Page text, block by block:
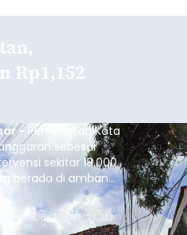
Rp1,152
- Pemerintah Kota
sebesar
sekitar 18.000
berada di ambang
ini diambil
berada pada
agar tidak
Thu, 08/06/2026 - 21:31